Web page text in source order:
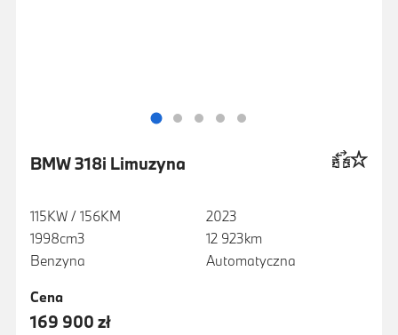
BMW 318i Limuzyna
115KW / 156KM
1998cm3
Benzyna
2023
12 923km
Automatyczna
Cena
169 900 zł